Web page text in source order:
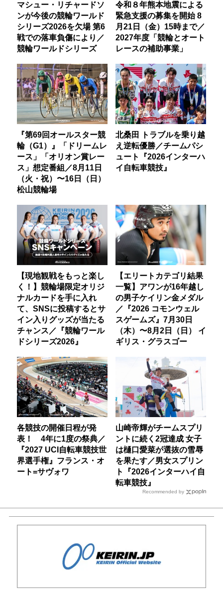
マシュー・リチャードソ
ンが今後の競輪ワールド
シリーズ2026を欠場 第6
戦での落車負傷により／
競輪ワールドシリーズ
令和８年熊本地震による
緊急支援の募集を開始 8
月21日（金）15時まで／
2027年度「競輪とオート
レースの補助事業」
『第69回オールスター競
輪（G1）』「ドリームレ
ース」「オリオン賞レー
ス」想定番組／8月11日
（火・祝）〜16日（日）
松山競輪場
北桑田 トラブルを乗り越
え逆転優勝／チームパシ
ュート『2026インターハ
イ自転車競技』
【現地観戦をもっと楽し
く！】競輪場限定オリジ
ナルカードを手に入れ
て、SNSに投稿するとサ
イン入りグッズが当たる
チャンス／『競輪ワール
ドシリーズ2026』
【エリートカテゴリ結果
一覧】アワンが16年越し
の男子ケイリン金メダル
／『2026 コモンウェル
スゲームズ』7月30日
（木）〜8月2日（日） イ
ギリス・グラスゴー
各競技の開催日程が発
表！ 4年に1度の祭典／
『2027 UCI自転車競技世
界選手権』フランス・オ
ート=サヴォワ
山崎帝輝がチームスプリ
ントに続く2冠達成 女子
は樋口愛菜が選抜の雪辱
を果たす／男女スプリン
ト『2026インターハイ自
転車競技』
Recommended by